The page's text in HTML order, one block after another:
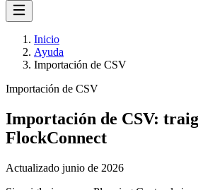
Inicio
Ayuda
Importación de CSV
Importación de CSV
Importación de CSV:
FlockConnect
Actualizado junio de 2026